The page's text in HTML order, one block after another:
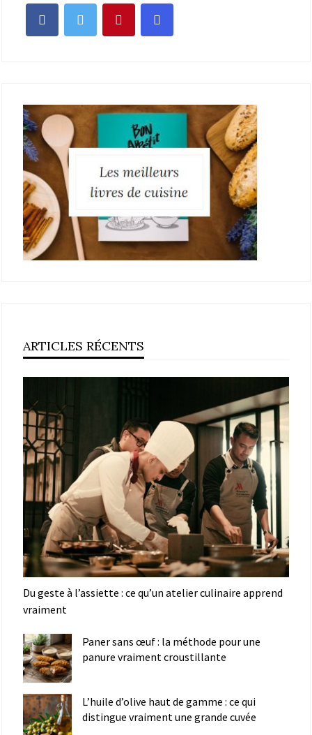
ARTICLES RÉCENTS
Du geste à l’assiette : ce qu’un atelier culinaire apprend
vraiment
Paner sans œuf : la méthode pour une
panure vraiment croustillante
L’huile d’olive haut de gamme : ce qui
distingue vraiment une grande cuvée